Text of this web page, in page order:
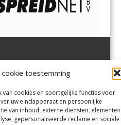
cookie toestemming
van cookies en soortgelijke functies voor
uw eindapparaat en persoonlijke
van inhoud, externe diensten, elementen
gepersonaliseerde reclame en sociale
Velserbroek,Velsen-Zuid,
Zuid,Driehuisen
Spaarnwoude.